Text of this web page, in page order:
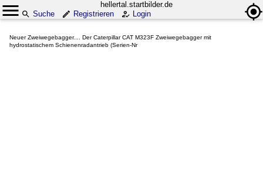
hellertal.startbilder.de
Suche
Registrieren Login
Neuer Zweiwegebagger.... Der Caterpillar CAT M323F Zweiwegebagger mit
hydrostatischem Schienenradantrieb (Serien-Nr